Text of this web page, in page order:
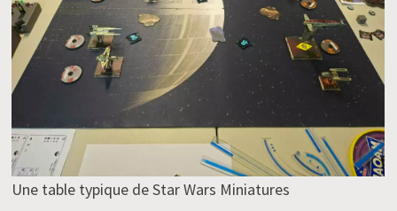
Une table typique de Star Wars Miniatures